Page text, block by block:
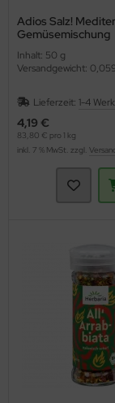
Adios Salz!
Gemüsemischung
Inhalt: 50 g
Versandgewicht:
Lieferzeit: 1-4
4,19 €
83,80 € pro 1 kg
inkl. 7 % MwSt. zzgl.